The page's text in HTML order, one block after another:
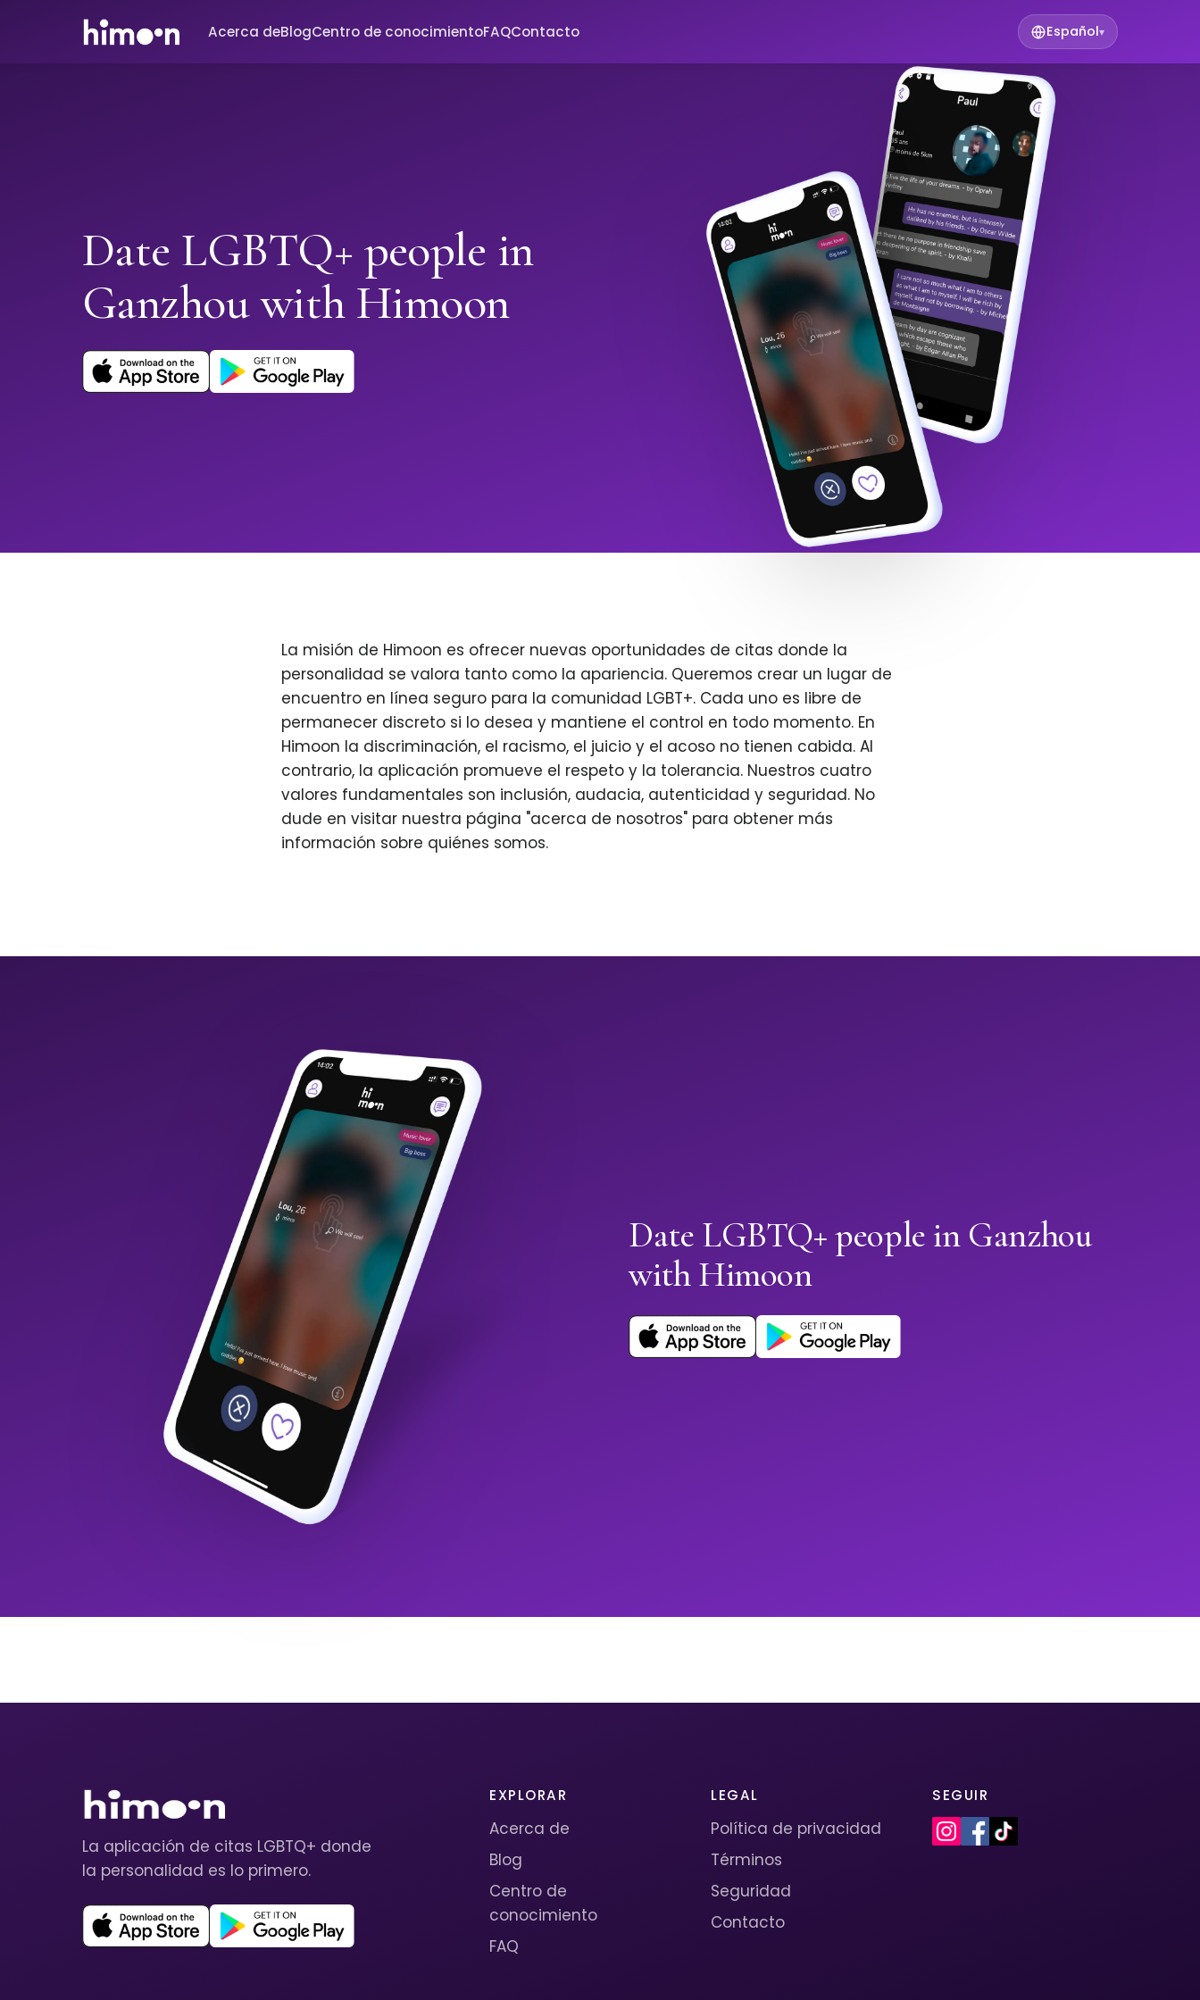
Acerca deBlogCentro de conocimientoFAQContacto Español▾
Date LGBTQ+ people in
Ganzhou with Himoon
La misión de Himoon es ofrecer nuevas oportunidades de citas donde la
personalidad se valora tanto como la apariencia. Queremos crear un lugar de
encuentro en línea seguro para la comunidad LGBT+. Cada uno es libre de
permanecer discreto si lo desea y mantiene el control en todo momento. En
Himoon la discriminación, el racismo, el juicio y el acoso no tienen cabida. Al
contrario, la aplicación promueve el respeto y la tolerancia. Nuestros cuatro
valores fundamentales son inclusión, audacia, autenticidad y seguridad. No
dude en visitar nuestra página "acerca de nosotros" para obtener más
información sobre quiénes somos.
Date LGBTQ+ people in Ganzhou
with Himoon
La aplicación de citas LGBTQ+ donde
la personalidad es lo primero.
EXPLORAR
Acerca de
Blog
Centro de
conocimiento
FAQ
LEGAL
Política de privacidad
Términos
Seguridad
Contacto
SEGUIR